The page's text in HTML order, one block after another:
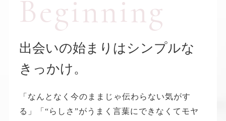
Beginning
出会いの始まりはシンプルな
きっかけ。
「なんとなく今のままじゃ伝わらない気がす
る」
「“らしさ”がうまく言葉にできなくてモヤ